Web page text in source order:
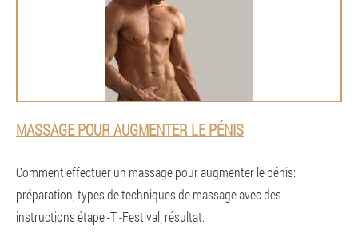
MASSAGE POUR AUGMENTER LE PÉNIS
Comment effectuer un massage pour augmenter le pénis:
préparation, types de techniques de massage avec des
instructions étape -T -Festival, résultat.